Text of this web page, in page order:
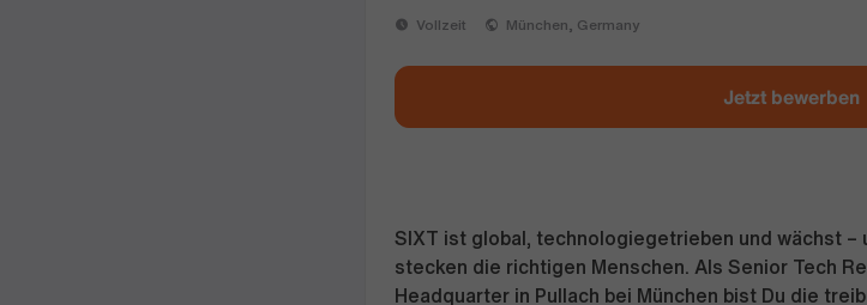
Vollzeit München, Germany
Jetzt bewerben
SIXT ist global, technologiegetrieben und wächst
stecken die richtigen Menschen. Als Senior Tech
Headquarter in Pullach bei München bist Du die